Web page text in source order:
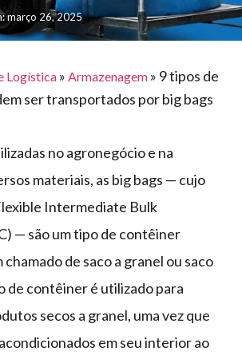
março 26, 2025
Logística » Armazenagem » 9 tipos de
ser transportados por big bags
no agronegócio e na
materiais, as big bags — cujo
Intermediate Bulk
— são um tipo de contêiner
de saco a granel ou saco
de contêiner é utilizado para
secos a granel, uma vez que
em seu interior ao